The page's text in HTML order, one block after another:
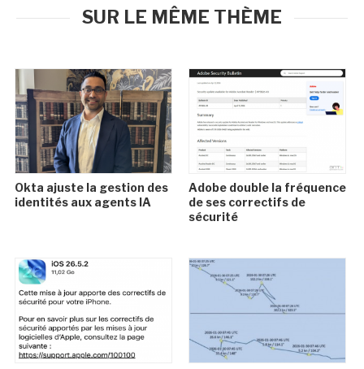
SUR LE MÊME THÈME
Okta ajuste la gestion des
identités aux agents IA
Adobe double la fréquence
de ses correctifs de
sécurité